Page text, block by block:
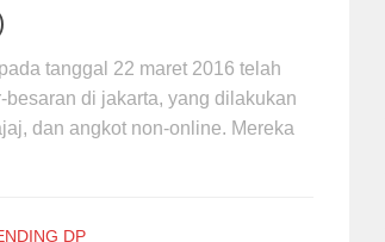
tanggal 22 maret 2016 telah
besaran di jakarta, yang dilakukan
dan angkot non-online. Mereka
DP